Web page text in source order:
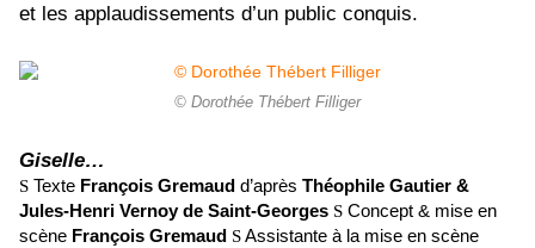
et les applaudissements d’un public conquis.
© Dorothée Thébert Filliger
Giselle…
S Texte François Gremaud d’après Théophile Gautier &
Jules-Henri Vernoy de Saint-Georges S Concept & mise en
scène François Gremaud SAssistante à la mise en scène